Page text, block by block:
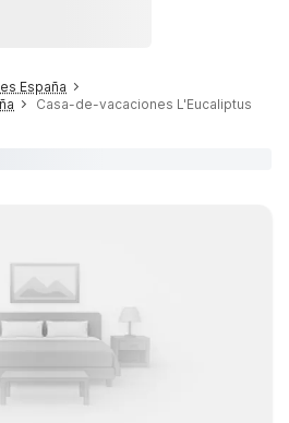
España
Casa-de-vacaciones L'Eucaliptus